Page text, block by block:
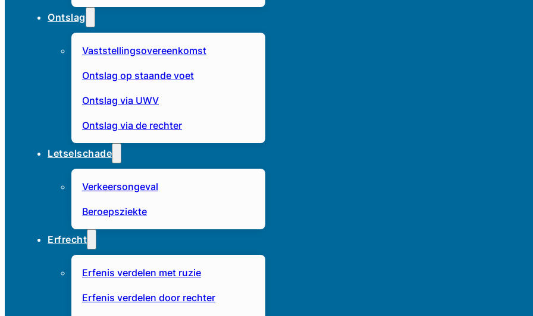
Ontslag
Vaststellingsovereenkomst
Ontslag op staande voet
Ontslag via UWV
Ontslag via de rechter
Letselschade
Verkeersongeval
Beroepsziekte
Erfrecht
Erfenis verdelen met ruzie
Erfenis verdelen door rechter